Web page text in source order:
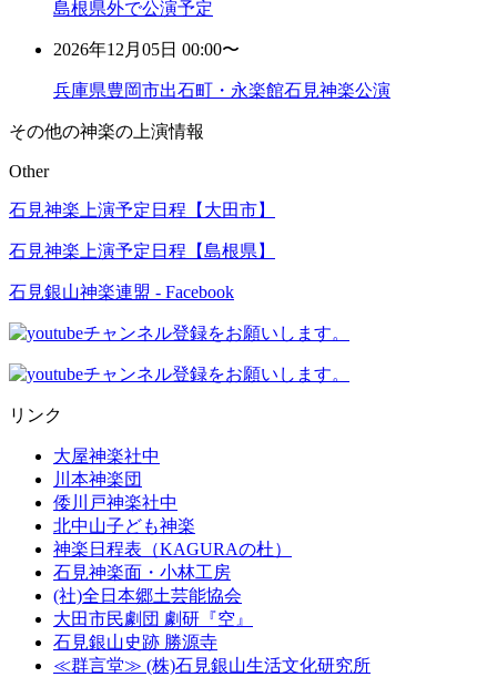
島根県外で公演予定
2026年12月05日 00:00〜
兵庫県豊岡市出石町・永楽館石見神楽公演
その他の神楽の上演情報
Other
石見神楽上演予定日程【大田市】
石見神楽上演予定日程【島根県】
石見銀山神楽連盟 - Facebook
リンク
大屋神楽社中
川本神楽団
倭川戸神楽社中
北中山子ども神楽
神楽日程表（KAGURAの杜）
石見神楽面・小林工房
(社)全日本郷土芸能協会
大田市民劇団 劇研『空』
石見銀山史跡 勝源寺
≪群言堂≫ (株)石見銀山生活文化研究所